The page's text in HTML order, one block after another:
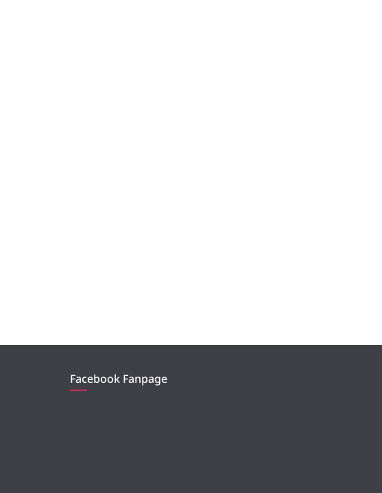
Facebook Fanpage